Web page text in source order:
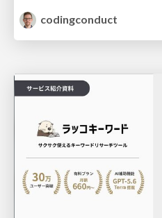
codingconduct